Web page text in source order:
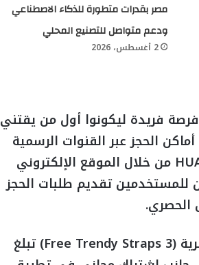
مصر بقدرات متطورة للذكاء الاصطناعي
ودعم متواصل للتصنيع المحلي
2 أغسطس، 2026
فريدة ليكونوا أول من يقتني
الحجز عبر القنوات الرسمية
والمعتمدة، تتوفر حملة الحجز لسلسلة HUAWEI WATCH FIT 5 من خلال الموقع الإلكتروني
تقديم طلبات الحجز
الحصري.
وتتضمن هذه المزايا هدية مجانية عبارة عن ثلاثة أحزمة عصرية (3 Free Trendy Straps) تبلغ